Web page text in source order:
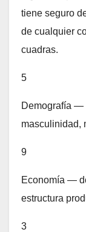
tiene seguro
de cualquier
cuadras.
5
Demografía —
masculinidad,
9
Economía —
estructura
3